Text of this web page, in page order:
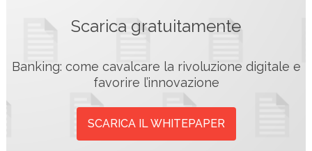
Scarica gratuitamente
Banking: come cavalcare la rivoluzione digitale e
favorire l’innovazione
SCARICA IL WHITEPAPER